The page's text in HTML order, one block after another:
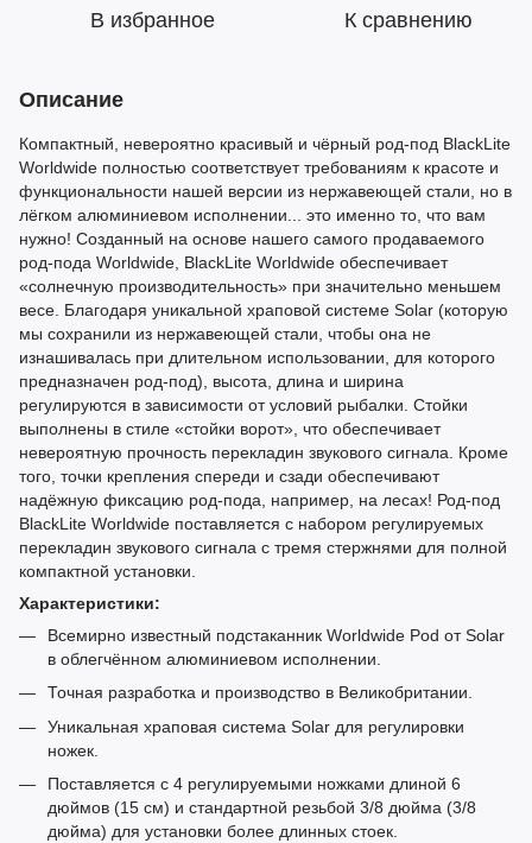
В избранное К сравнению
Описание
Компактный, невероятно красивый и чёрный род-под BlackLite
Worldwide полностью соответствует требованиям к красоте и
функциональности нашей версии из нержавеющей стали, но в
лёгком алюминиевом исполнении... это именно то, что вам
нужно! Созданный на основе нашего самого продаваемого
род-пода Worldwide, BlackLite Worldwide обеспечивает
«солнечную производительность» при значительно меньшем
весе. Благодаря уникальной храповой системе Solar (которую
мы сохранили из нержавеющей стали, чтобы она не
изнашивалась при длительном использовании, для которого
предназначен род-под), высота, длина и ширина
регулируются в зависимости от условий рыбалки. Стойки
выполнены в стиле «стойки ворот», что обеспечивает
невероятную прочность перекладин звукового сигнала. Кроме
того, точки крепления спереди и сзади обеспечивают
надёжную фиксацию род-пода, например, на лесах! Род-под
BlackLite Worldwide поставляется с набором регулируемых
перекладин звукового сигнала с тремя стержнями для полной
компактной установки.
Характеристики:
Всемирно известный подстаканник Worldwide Pod от Solar
в облегчённом алюминиевом исполнении.
Точная разработка и производство в Великобритании.
Уникальная храповая система Solar для регулировки
ножек.
Поставляется с 4 регулируемыми ножками длиной 6
дюймов (15 см) и стандартной резьбой 3/8 дюйма (3/8
дюйма) для установки более длинных стоек.